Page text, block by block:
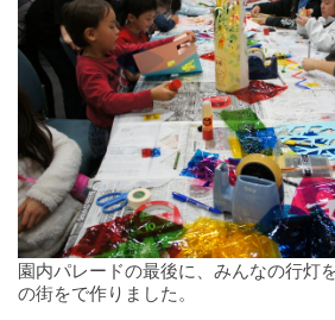
園内パレードの最後に、みんなの行灯
の街をで作りました。